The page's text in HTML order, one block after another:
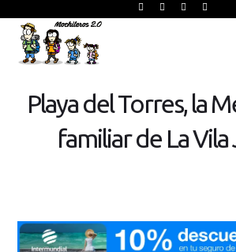
Playa del Torres, la
familiar de La Vila